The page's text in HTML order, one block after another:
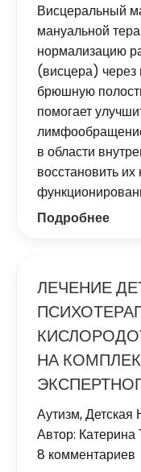
Висцеральный
мануальной
нормализацию
(висцера) через
брюшную
помогает
в области
восстановить
Подробнее
ЛЕЧЕНИЕ
НА
Аутизм,Детская
Автор: Катерина
8 комментариев